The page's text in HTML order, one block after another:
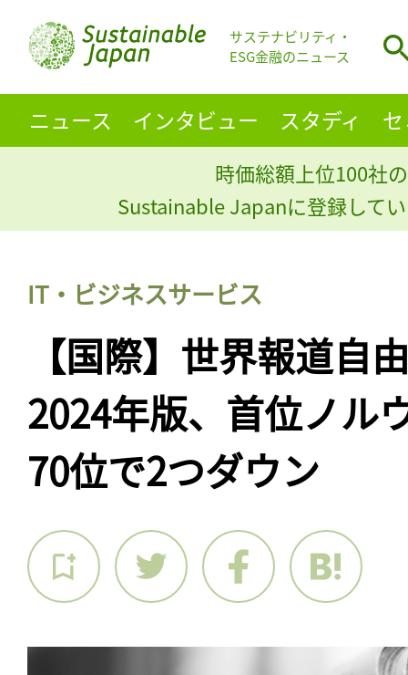
サステナビリティ・
ESG金融のニュース
ニュース インタビュー スタディ
時価総額上位100社
Sustainable Japanに登録して
IT・ビジネスサービス
【国際】世界報道自
2024年版、首位ノル
70位で2つダウン